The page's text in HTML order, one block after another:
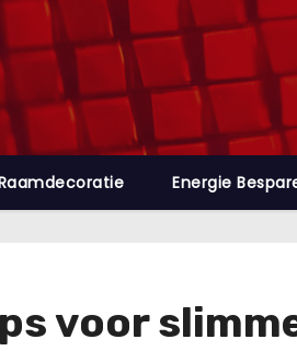
Energie
voor